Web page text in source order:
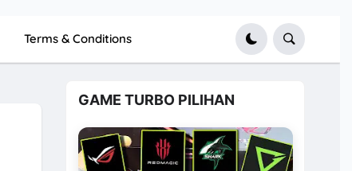
Terms & Conditions
GAME TURBO PILIHAN